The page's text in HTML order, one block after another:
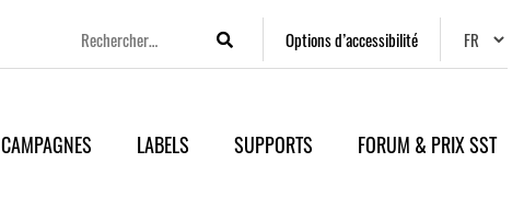
Rechercher Options d’accessibilité
CAMPAGNES LABELS SUPPORTS FORUM & PRIX SST